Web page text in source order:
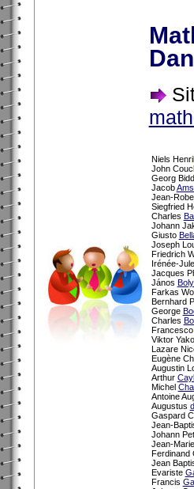
Niels
John
Georg
Jacob
Jean-
Siegfried
Charles
Johann
Giusto
Joseph
Friedrich
Irénée-
Jacques
János
Farkas
Bernhard
George
Charles
Francesco
Viktor
Lazare
Eugène
Augustin
Arthur
Michel
Antoine
Augustus
Gaspard
Jean-
Johann
Jean-
Ferdinand
Jean
Evariste
Francis